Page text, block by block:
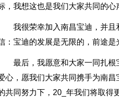
，我想这也是我们大家共同的心
我很荣幸加入南昌宝迪，并
：宝迪的发展是无限的，前途是
最后，我愿意和大家一同扎
心，愿我们大家共同携手为南
共同努力下，20_年我们将取得